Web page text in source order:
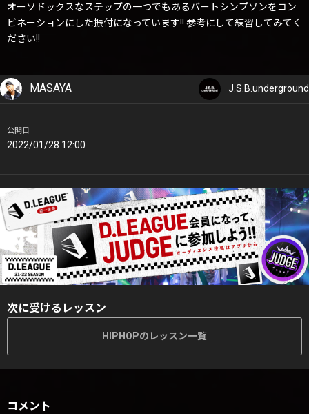
オーソドックスなステップの一つでもあるバートシンプソンをコン
ビネーションにした振付になっています!! 参考にして練習してみてく
ださい!!
MASAYA J.S.B.underground
公開日
2022/01/28 12:00
次に受けるレッスン
HIPHOPのレッスン一覧
コメント